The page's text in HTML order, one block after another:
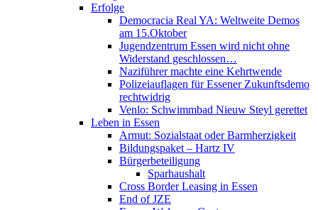
Erfolge
Democracia Real YA: Weltweite Demos
am 15.Oktober
Jugendzentrum Essen wird nicht ohne
Widerstand geschlossen…
Naziführer machte eine Kehrtwende
Polizeiauflagen für Essener Zukunftsdemo
rechtwidrig
Venlo: Schwimmbad Nieuw Steyl gerettet
Leben in Essen
Armut: Sozialstaat oder Barmherzigkeit
Bildungspaket – Hartz IV
Bürgerbeteiligung
Sparhaushalt
Cross Border Leasing in Essen
End of JZE